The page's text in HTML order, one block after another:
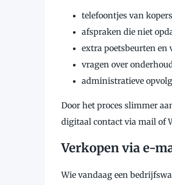
telefoontjes van
afspraken die niet
extra poetsbeurten en
vragen over
administratieve
Door het proces slimmer
digitaal contact via mail of
Verkopen via e-
Wie vandaag een